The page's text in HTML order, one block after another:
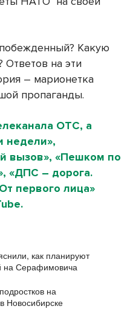
Какую
Ответов на эти
– марионетка
пропаганды.
ОТС, а
недели»,
вызов», «Пешком по
«ДПС – дорога.
первого лица»
как планируют
на Серафимовича
на
Новосибирске